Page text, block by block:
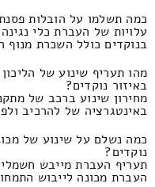
כמה תשלמו על הובלות
עלויות של העברת כלי
בנוקדים כולל השכרת מנוף התמחור הינו
מהו תעריף שינוע של
באיזור נוקדים?
מחירון שינוע ברכב של
באינטגרציה של להרכיב ולפרק העלות
כמה נשלם על שינוע של
נוקדים?
תעריף העברת מייבש
העברת מכונה לייבוש התמחור זהו 390 וזה